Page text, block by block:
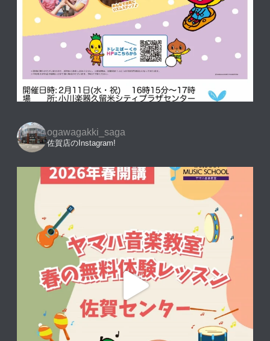
ogawagakki_saga
佐賀店のInstagram!